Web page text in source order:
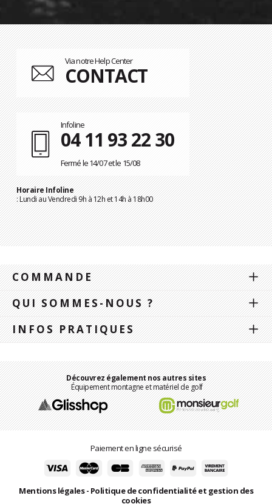
Via notre Help Center
CONTACT
Infoline
04 11 93 22 30
Fermé le 14/07 et le 15/08
Horaire Infoline
: Lundi au Vendredi 9h à 12h et 14h à 18h00
COMMANDE
QUI SOMMES-NOUS ?
INFOS PRATIQUES
Découvrez également nos autres sites
Équipement montagne et matériel de golf
Paiement en ligne sécurisé
Mentions légales- Politique de confidentialité et gestion des
cookies